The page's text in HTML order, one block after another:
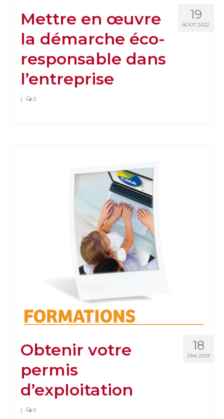
19
AOÛT 2022
Mettre en œuvre
la démarche éco-
responsable dans
l’entreprise
| 0
18
JAN 2019
Obtenir votre
permis
d’exploitation
| 0